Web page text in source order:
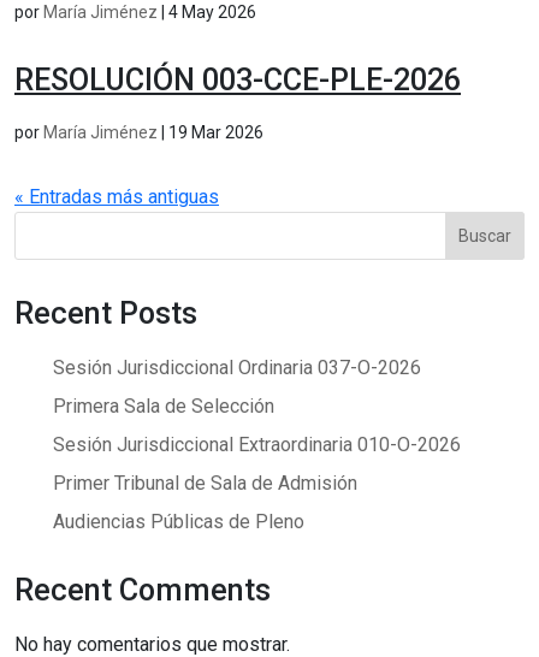
por María Jiménez 4 May 2026
RESOLUCIÓN 003-CCE-PLE-2026
por María Jiménez 19 Mar 2026
« Entradas más antiguas
Buscar
Recent Posts
Sesión Jurisdiccional Ordinaria 037-O-2026
Primera Sala de Selección
Sesión Jurisdiccional Extraordinaria 010-O-2026
Primer Tribunal de Sala de Admisión
Audiencias Públicas de Pleno
Recent Comments
No hay comentarios que mostrar.